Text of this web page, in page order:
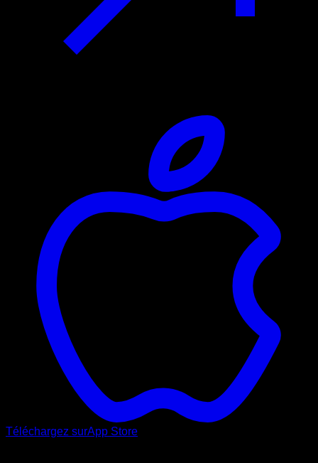
Téléchargez surApp Store